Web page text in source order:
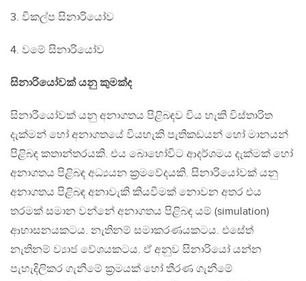
3. විකල්ප සිනාරියෝව
4. වමේ සිනාරියෝව
සිනාරියෝවක් යනු කුමක්ද
සිනාරීයෝවක් යනු අනාගතය පිළිබඳව විය හැකි විස්තාරිත
දැක්මන් හෝ අනාගතයේ වියහැකි පැතිකඩයන් හෝ මානයන්
පිළිබඳ කතාන්තරයකි. එය බොහෝවිට ආදර්ශමය දැක්මක් හෝ
අනාගතය පිළිබඳ අධ්‍යයන ක්‍රමවේදයකි. සිනාරියෝවක් යනු
අනාගතය පිළිබඳ අනාවැකි කියවීමක් නොවන අතර එය
තරමක් සමාන වන්නේ අනාගතය පිළිබඳ යම් (simulation)
ආභාසනයකටය. නැතිනම් සමාකරණයකටය. එසේත්
නැතිනම් ව්‍යාජ වේශයකටය. ඒ අනුව සිනාරියෝ යන්න
පැහැදිලිකර ගැනීමේ ක්‍රමයක් හෝ තීරණ ගැනීමේ